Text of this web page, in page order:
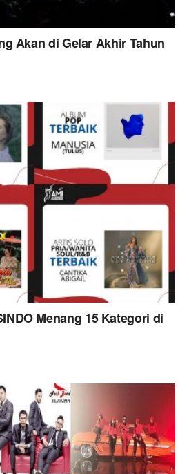
Akan di Gelar Akhir Tahun
Menang 15 Kategori di